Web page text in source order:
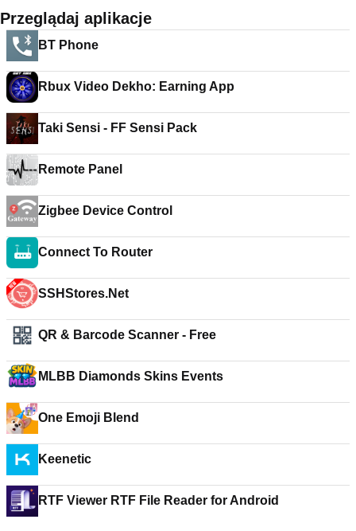
Przeglądaj aplikacje
BT Phone
Rbux Video Dekho: Earning App
Taki Sensi - FF Sensi Pack
Remote Panel
Zigbee Device Control
Connect To Router
SSHStores.Net
QR & Barcode Scanner - Free
MLBB Diamonds Skins Events
One Emoji Blend
Keenetic
RTF Viewer RTF File Reader for Android